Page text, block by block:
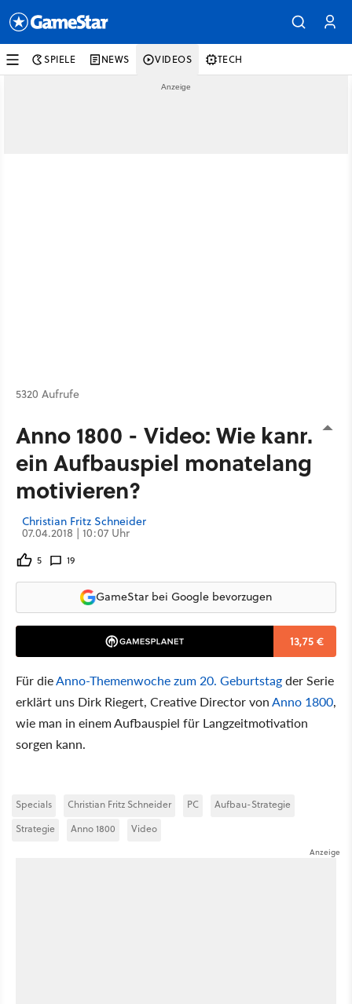
SPIELE NEWS VIDEOS TECH
5320 Aufrufe
Anno 1800 - Video: Wie kann
ein Aufbauspiel monatelang
motivieren?
Christian Fritz Schneider
07.04.2018 | 10:07 Uhr
5 19
GameStar bei Google bevorzugen
13,75 €
Für dieAnno-Themenwoche zum 20. Geburtstagder Serie
erklärt uns Dirk Riegert, Creative Director vonAnno 1800,
wie man in einem Aufbauspiel für Langzeitmotivation
sorgen kann.
Specials Christian Fritz Schneider PC
Aufbau-Strategie
Strategie
Anno 1800 Video